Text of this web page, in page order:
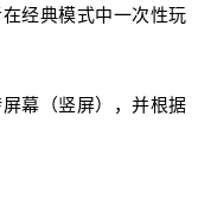
经典模式中一次性玩
幕（竖屏），并根据